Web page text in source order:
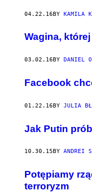
04.22.16BY KAMILA
Wagina,
03.02.16 BY DANIEL
Facebook
01.22.16BY JULIA
Jak Putin
10.30.15 BY ANDREI
Potępiamy
terroryzm